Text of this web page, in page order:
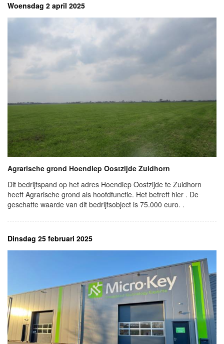
Woensdag 2 april 2025
Agrarische grond Hoendiep Oostzijde Zuidhorn
Dit bedrijfspand op het adres Hoendiep Oostzijde te Zuidhorn
heeft Agrarische grond als hoofdfunctie. Het betreft hier . De
geschatte waarde van dit bedrijfsobject is 75.000 euro. .
Dinsdag 25 februari 2025